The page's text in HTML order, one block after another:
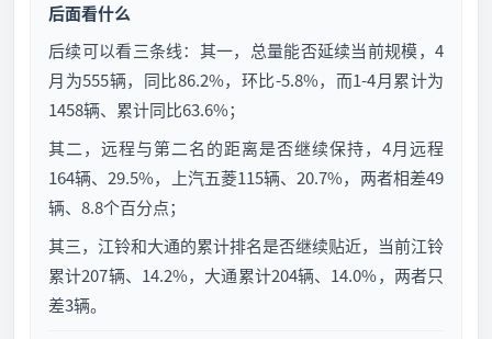
后面看什么
后续可以看三条线：其一，总量能否延续当前规模，4
月为555辆，同比86.2%，环比-5.8%，而1-4月累计为
1458辆、累计同比63.6%；
其二，远程与第二名的距离是否继续保持，4月远程
164辆、29.5%，上汽五菱115辆、20.7%，两者相差49
辆、8.8个百分点；
其三，江铃和大通的累计排名是否继续贴近，当前江铃
累计207辆、14.2%，大通累计204辆、14.0%，两者只
差3辆。